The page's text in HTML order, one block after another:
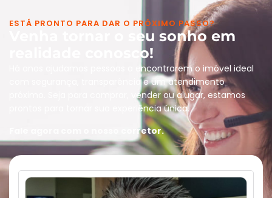
ESTÁ PRONTO PARA DAR O PRÓXIMO PASSO?
Venha tornar o seu sonho em
realidade conosco!
Há anos ajudamos pessoas a encontrarem o imóvel ideal
com segurança, transparência e um atendimento
próximo. Seja para comprar, vender ou alugar, estamos
prontos para tornar sua experiência única.
Fale agora com o nosso corretor.